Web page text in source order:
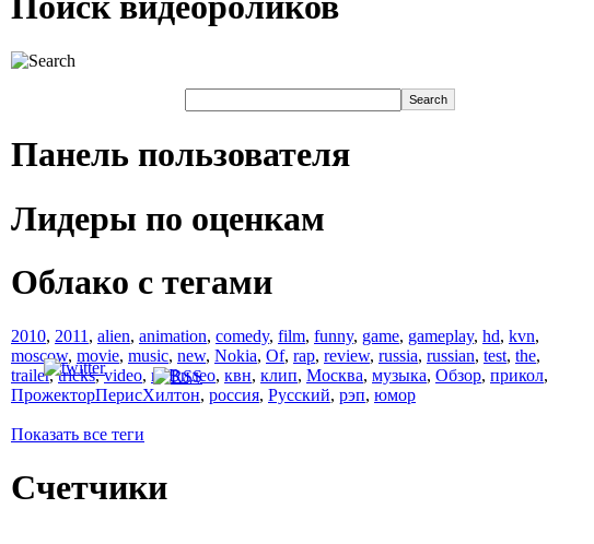
Панель пользователя
Лидеры по оценкам
Облако с тегами
2010, 2011 , alien, animation, comedy, film, funny, game, gameplay, hd, kvn,
moscow, movie, music, new, Nokia, Of, rap, review, russia, russian, test, the,
trailer,tricks,video, в,Видео, квн, клип, Москва, музыка, Обзор, прикол,
ПрожекторПерисХилтон, россия, Русский, рэп, юмор
Показать все теги
Счетчики